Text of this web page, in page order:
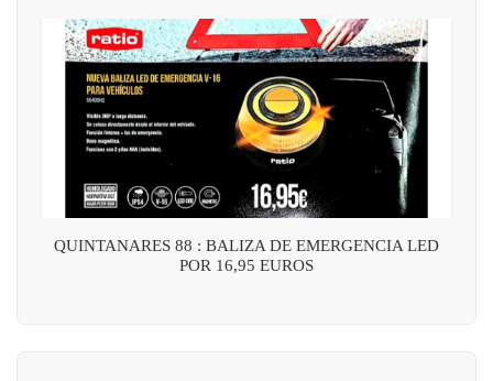
QUINTANARES 88 : BALIZA DE EMERGENCIA LED
POR 16,95 EUROS